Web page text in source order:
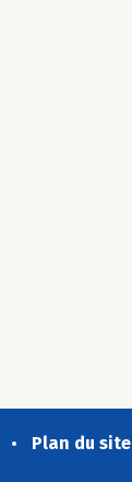
Plan du site